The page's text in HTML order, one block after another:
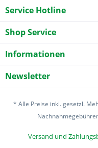
Service Hotline
Shop Service
Informationen
Newsletter
* Alle Preise inkl. gesetzl.
Versand und